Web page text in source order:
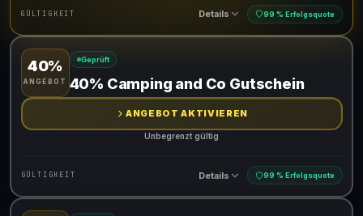
GÜLTIGKEIT Details 99 % Erfolgsquote
Gültig für teilnehmende Produkte
40%
ANGEBOT
Geprüft
40% Camping and Co Gutschein
ANGEBOT AKTIVIEREN
Unbegrenzt gültig
GÜLTIGKEIT Details 99 % Erfolgsquote